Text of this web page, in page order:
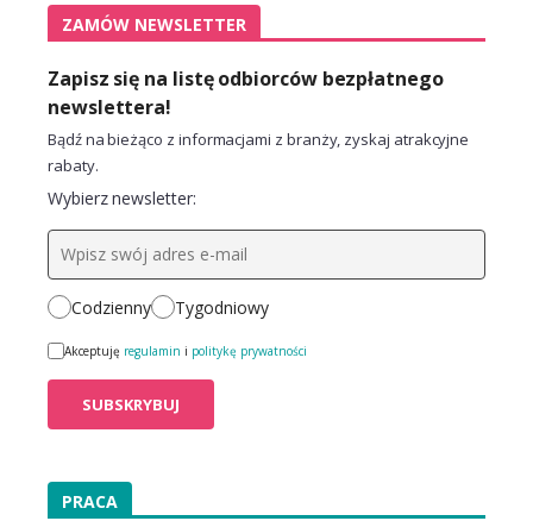
ZAMÓW NEWSLETTER
Zapisz się na listę odbiorców bezpłatnego
newslettera!
Bądź na bieżąco z informacjami z branży, zyskaj atrakcyjne
rabaty.
Wybierz newsletter:
Codzienny Tygodniowy
Akceptuję regulamin i politykę prywatności
PRACA